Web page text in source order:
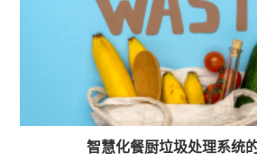
智慧化餐厨垃圾处理系统